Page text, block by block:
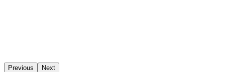
Previous Next